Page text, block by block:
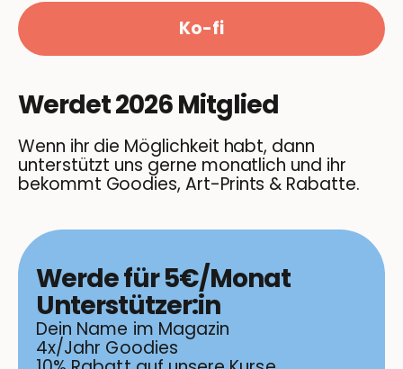
Ko-fi
Werdet 2026 Mitglied
Wenn ihr die Möglichkeit habt, dann
unterstützt uns gerne monatlich und ihr
bekommt Goodies, Art-Prints & Rabatte.
Werde für 5€/Monat
Unterstützer:in
Dein Name im Magazin
4x/Jahr Goodies